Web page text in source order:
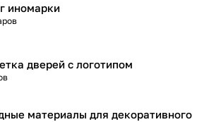
иномарки
дверей с логотипом
материалы для декоративного